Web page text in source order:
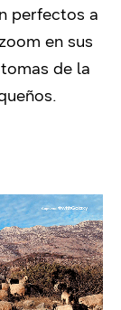
perfectos a
en sus
de la